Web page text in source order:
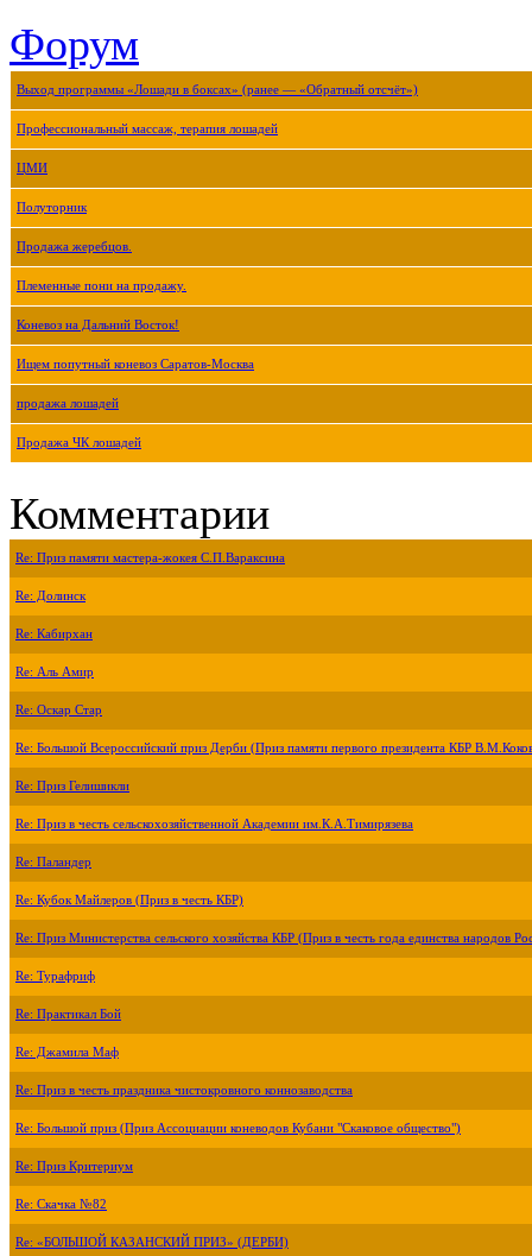
Форум
Выход программы «Лошади в боксах» (ранее — «Обратный отсчёт»)
Профессиональный массаж, терапия лошадей
ЦМИ
Полуторник
Продажа жеребцов.
Племенные пони на продажу.
Коневоз на Дальний Восток!
Ищем попутный коневоз Саратов-Москва
продажа лошадей
Продажа ЧК лошадей
Комментарии
Re: Приз памяти мастера-жокея С.П.Вараксина
Re: Долинск
Re: Кабирхан
Re: Аль Амир
Re: Оскар Стар
Re: Большой Всероссийский приз Дерби (Приз памяти первого президента КБР
Re: Приз Гелишикли
Re: Приз в честь сельскохозяйственной Академии им.К.А.Тимирязева
Re: Паландер
Re: Кубок Майлеров (Приз в честь КБР)
Re: Приз Министерства сельского хозяйства КБР (Приз в честь года единства народов
Re: Турафриф
Re: Практикал Бой
Re: Джамила Маф
Re: Приз в честь праздника чистокровного коннозаводства
Re: Большой приз (Приз Ассоциации коневодов Кубани "Скаковое общество")
Re: Приз Критериум
Re: Скачка №82
Re: «БОЛЬШОЙ КАЗАНСКИЙ ПРИЗ» (ДЕРБИ)